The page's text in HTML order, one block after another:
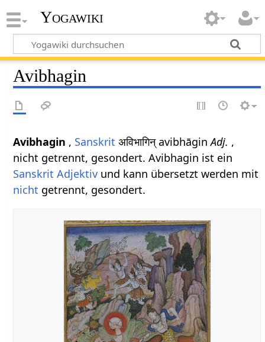
Yogawiki
Avibhagin
Avibhagin , Sanskrit अविभागिन् avibhāginAdj. ,
nicht getrennt, gesondert. Avibhagin ist ein
Sanskrit Adjektiv und kann übersetzt werden mit
nicht getrennt, gesondert.